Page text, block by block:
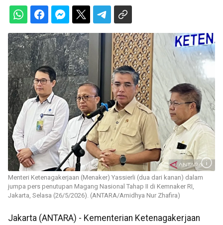
Menteri Ketenagakerjaan (Menaker) Yassierli (dua dari kanan) dalam
jumpa pers penutupan Magang Nasional Tahap II di Kemnaker RI,
Jakarta, Selasa (26/5/2026). (ANTARA/Arnidhya Nur Zhafira)
Jakarta (ANTARA) - Kementerian Ketenagakerjaan